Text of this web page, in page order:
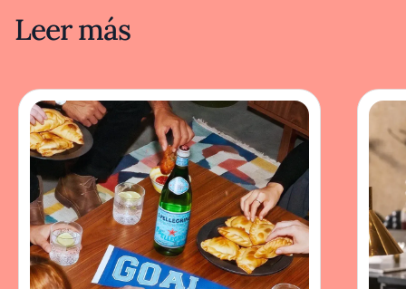
Leer más